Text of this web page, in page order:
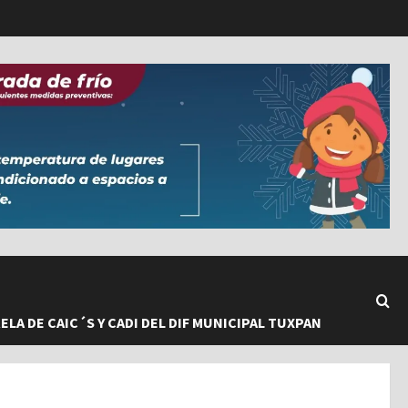
DE CAIC´S Y CADI DEL DIF MUNICIPAL TUXPAN